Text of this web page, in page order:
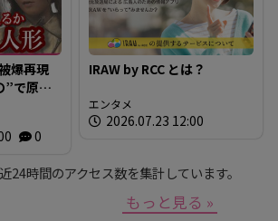
爆再現
で原爆
ート
の持
” 0
IRAW by RCC とは？
エンタメ
2026.07.23 12:00
24時間のアクセス数を集計しています。
もっと見る »